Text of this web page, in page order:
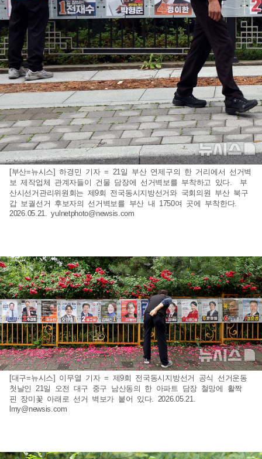
[부산=뉴시스] 하경민 기자 = 21일 부산 연제구의 한 거리에서 선거벽
보 제작업체 관계자들이 건물 담장에 선거벽보를 부착하고 있다. 부
산시선거관리위원회는 제9회 전국동시지방선거와 국회의원 부산 북구
갑 보궐선거 후보자의 선거벽보를 부산 내 1750여 곳에 부착한다.
2026.05.21.yulnetphoto@newsis.com
[대구=뉴시스] 이무열 기자 = 제9회 전국동시지방선거 공식 선거운동
첫날인 21일 오전 대구 중구 남산동의 한 아파트 담장 철망에 활짝
핀 장미꽃 아래로 선거 벽보가 붙어 있다. 2026.05.21.
lmy@newsis.com